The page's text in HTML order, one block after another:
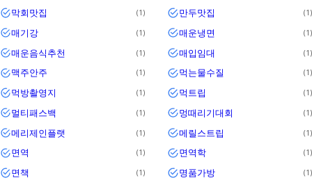
막회맛집 1 만두맛집 1
매기강 1 매운냉면 1
매운음식추천 1 매입임대 1
맥주안주 1 먹는물수질 1
먹방촬영지 1 먹트립 1
멀티패스백 1 멍때리기대회 1
메리제인플랫 1 메릴스트립 1
면역 1 면역학 1
면책 1 명품가방 1